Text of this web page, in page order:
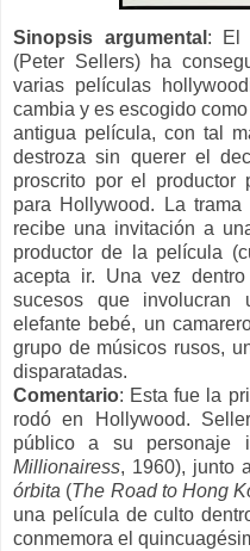
Sinopsis argumental : El
(Peter Sellers) ha
varias películas
cambia y es escogido
antigua película, con tal
destroza sin querer el
proscrito por el productor
para Hollywood.
La
recibe una invitación a
productor de la película
acepta ir. Una vez
sucesos que involucran
elefante bebé, un
grupo de músicos rusos,
disparatadas.
Comentario: Esta fue la
rodó en Hollywood.
público a su personaje
Millionairess, 1960), junto
órbita (The Road to Hong
una película de culto
conmemora el